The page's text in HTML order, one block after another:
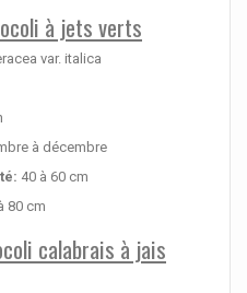
à jets verts
var. italica
à décembre
: 40 à 60 cm
80 cm
calabrais à jais